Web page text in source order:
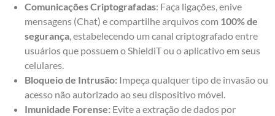
Comunicações Criptografadas: Faça ligações, enive
mensagens (Chat) e compartilhe arquivos com 100% de
segurança, estabelecendo um canal criptografado entre
usuários que possuem o ShieldiT ou o aplicativo em seus
celulares.
Bloqueio de Intrusão: Impeça qualquer tipo de invasão ou
acesso não autorizado ao seu dispositivo móvel.
Imunidade Forense: Evite a extração de dados por